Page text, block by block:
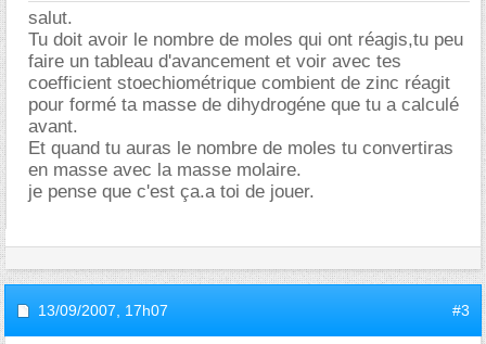
salut.
Tu doit avoir le nombre de moles qui ont réagis,tu peu
faire un tableau d'avancement et voir avec tes
coefficient stoechiométrique combient de zinc réagit
pour formé ta masse de dihydrogéne que tu a calculé
avant.
Et quand tu auras le nombre de moles tu convertiras
en masse avec la masse molaire.
je pense que c'est ça.a toi de jouer.
13/09/2007, 17h07 #3